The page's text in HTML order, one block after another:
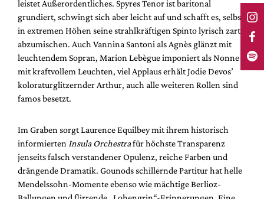
leistet Außerordentliches. Spyres Tenor ist baritonal
grundiert, schwingt sich aber leicht auf und schafft es, selbst
in extremen Höhen seine strahlkräftigen Spinto lyrisch zart
abzumischen. Auch Vannina Santoni als Agnès glänzt mit
leuchtendem Sopran, Marion Lebègue imponiert als Nonne
mit kraftvollem Leuchten, viel Applaus erhält Jodie Devos’
koloraturglitzernder Arthur, auch alle weiteren Rollen sind
famos besetzt.
Im Graben sorgt Laurence Equilbey mit ihrem historisch
informierten Insula Orchestrafür höchste Transparenz
jenseits falsch verstandener Opulenz, reiche Farben und
drängende Dramatik. Gounods schillernde Partitur hat helle
Mendelssohn-Momente ebenso wie mächtige Berlioz-